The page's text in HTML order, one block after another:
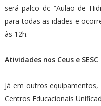
será palco do “Aulão de
para todas as idades e
às 12h.
Atividades nos Ceus e SESC
Já em outros
Centros Educacionais